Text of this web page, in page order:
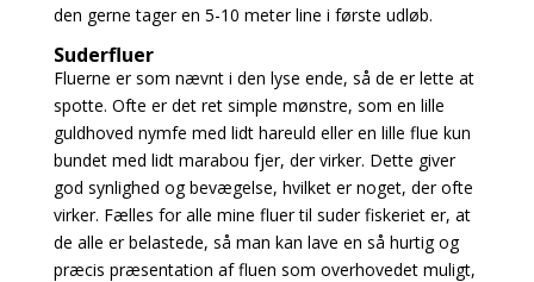
den gerne tager en 5-10 meter line i første udløb.
Suderfluer
Fluerne er som nævnt i den lyse ende, så de er lette at
spotte. Ofte er det ret simple mønstre, som en lille
guldhoved nymfe med lidt hareuld eller en lille flue kun
bundet med lidt marabou fjer, der virker. Dette giver
god synlighed og bevægelse, hvilket er noget, der ofte
virker. Fælles for alle mine fluer til suder fiskeriet er, at
de alle er belastede, så man kan lave en så hurtig og
præcis præsentation af fluen som overhovedet muligt,